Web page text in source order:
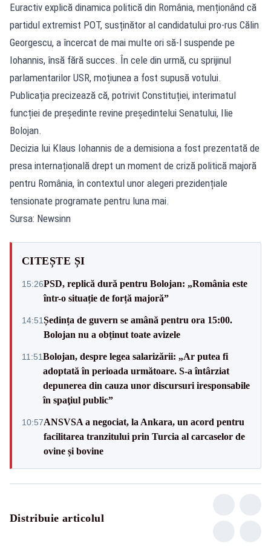
Euractiv explică dinamica politică din România, menționând că
partidul extremist POT, susținător al candidatului pro-rus Călin
Georgescu, a încercat de mai multe ori să-l suspende pe
Iohannis, însă fără succes. În cele din urmă, cu sprijinul
parlamentarilor USR, moțiunea a fost supusă votului.
Publicația precizează că, potrivit Constituției, interimatul
funcției de președinte revine președintelui Senatului, Ilie
Bolojan.
Decizia lui Klaus Iohannis de a demisiona a fost prezentată de
presa internațională drept un moment de criză politică majoră
pentru România, în contextul unor alegeri prezidențiale
tensionate programate pentru luna mai.
Sursa: Newsinn
CITEȘTE ȘI
15:26PSD, replică dură pentru Bolojan: „România este
într-o situație de forță majoră”
14:51Ședința de guvern se amână pentru ora 15:00.
Bolojan nu a obținut toate avizele
11:51Bolojan, despre legea salarizării: „Ar putea fi
adoptată în perioada următoare. S-a întârziat
depunerea din cauza unor discursuri iresponsabile
în spaţiul public”
10:57ANSVSA a negociat, la Ankara, un acord pentru
facilitarea tranzitului prin Turcia al carcaselor de
ovine și bovine
Distribuie articolul